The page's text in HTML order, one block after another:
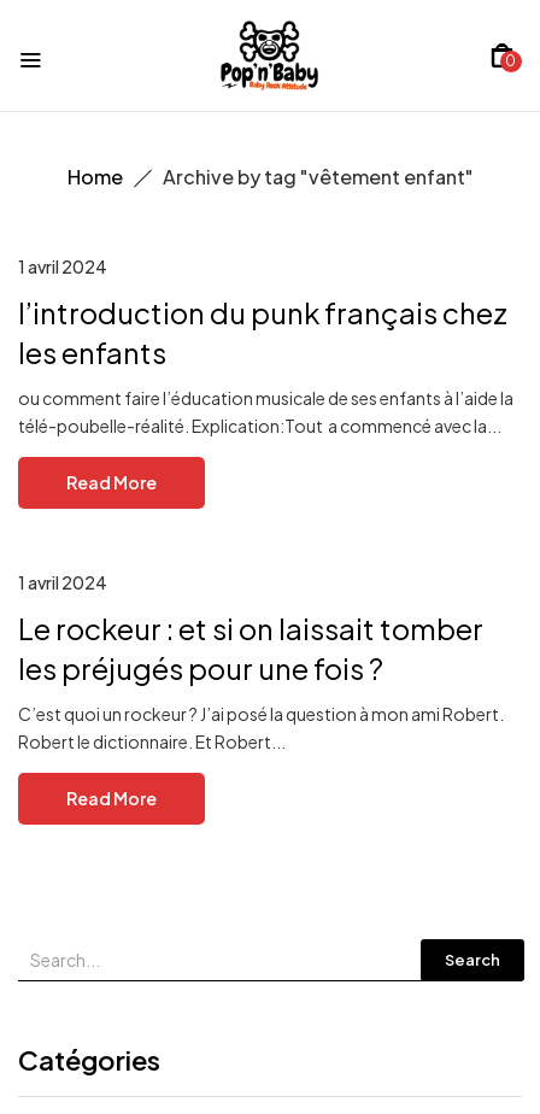
0
Home Archive by tag "vêtement enfant"
Search
Catégories
1 avril 2024
l’introduction du punk français chez
les enfants
ou comment faire l’éducation musicale de ses enfants à l’aide la
télé-poubelle-réalité. Explication:Tout a commencé avec la...
Read More
1 avril 2024
Le rockeur : et si on laissait tomber
les préjugés pour une fois ?
C’est quoi un rockeur ? J’ai posé la question à mon ami Robert.
Robert le dictionnaire. Et Robert...
Read More